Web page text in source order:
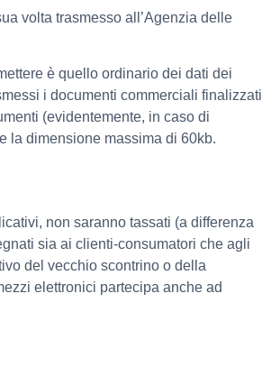
volta trasmesso all’Agenzia delle
è quello ordinario dei dati dei
i documenti commerciali finalizzati
(evidentemente, in caso di
la dimensione massima di 60kb.
non saranno tassati (a differenza
sia ai clienti-consumatori che agli
del vecchio scontrino o della
elettronici partecipa anche ad